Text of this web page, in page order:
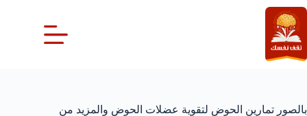
التجاوز
إلى
المحتوى
بالصور تمارين الحوض لتقوية عضلات الحوض والمزيد من